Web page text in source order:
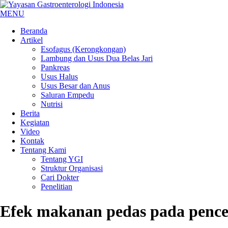
MENU
Beranda
Artikel
Esofagus (Kerongkongan)
Lambung dan Usus Dua Belas Jari
Pankreas
Usus Halus
Usus Besar dan Anus
Saluran Empedu
Nutrisi
Berita
Kegiatan
Video
Kontak
Tentang Kami
Tentang YGI
Struktur Organisasi
Cari Dokter
Penelitian
Efek makanan pedas pada